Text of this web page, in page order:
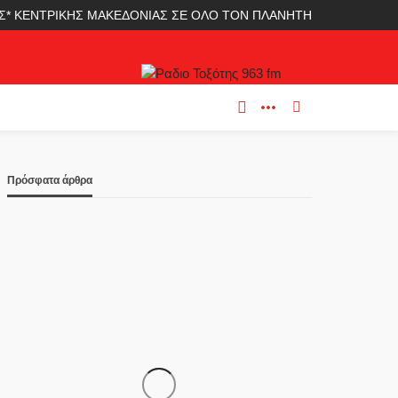
ΚΕΝΤΡΙΚΗΣ ΜΑΚΕΔΟΝΙΑΣ ΣΕ ΟΛΟ ΤΟΝ ΠΛΑΝΗΤΗ
Πρόσφατα άρθρα